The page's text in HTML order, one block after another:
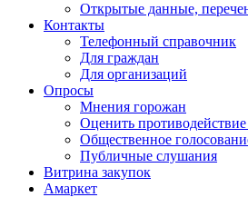
Открытые данные,
Контакты
Телефонный справочник
Для граждан
Для организаций
Опросы
Мнения горожан
Оценить
Общественное
Публичные слушания
Витрина закупок
Амаркет